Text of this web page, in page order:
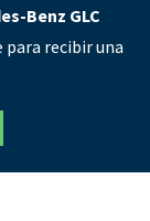
Benz GLC
recibir una